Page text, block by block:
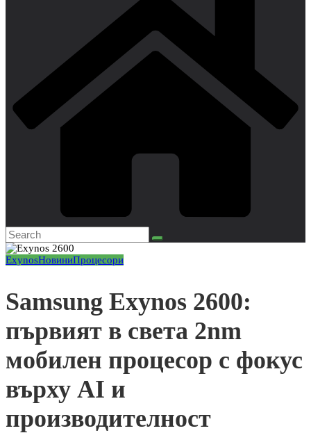
ExynosНовиниПроцесори
Samsung Exynos 2600:
първият в света 2nm
мобилен процесор с фокус
върху AI и
производителност